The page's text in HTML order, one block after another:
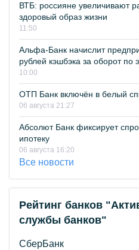
ВТБ: россияне увеличивают
здоровый образ жизни
11:50
Альфа-Банк начислит
рублей кэшбэка за оборот по
10:00
ОТП Банк включён в белый
06 августа 21:27
Абсолют Банк фиксирует
ипотеку
06 августа 16:20
Все новости
Рейтинг банков
службы банков"
СберБанк